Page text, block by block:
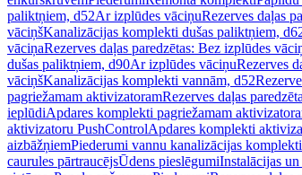
paliktņiem, d52Ar izplūdes vāciņuRezerves daļas
vāciņšKanalizācijas komplekti dušas paliktņiem,
vāciņaRezerves daļas paredzētas: Bez izplūdes
dušas paliktņiem, d90Ar izplūdes vāciņuRezerves
vāciņšKanalizācijas komplekti vannām, d52
pagriežamam aktivizatoramRezerves daļas
ieplūdiApdares komplekti pagriežamam
aktivizatoru PushControlApdares komplekti
aizbāžņiemPiederumi vannu kanalizācijas
caurules pārtraucējsŪdens pieslēgumiInstalācijas un